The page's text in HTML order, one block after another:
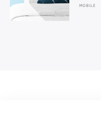
MOBILE